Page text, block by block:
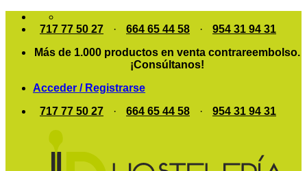
Saltar
717 77 50 27 · 664 65 44 58 ·
954 31 94 31
Más de 1.000 productos en venta contrareembolso.
¡Consúltanos!
Acceder / Registrarse
717 77 50 27
· 664 65 44 58 · 954 31 94 31